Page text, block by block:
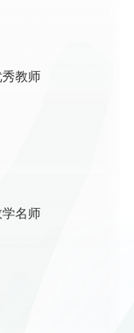
教师
名师